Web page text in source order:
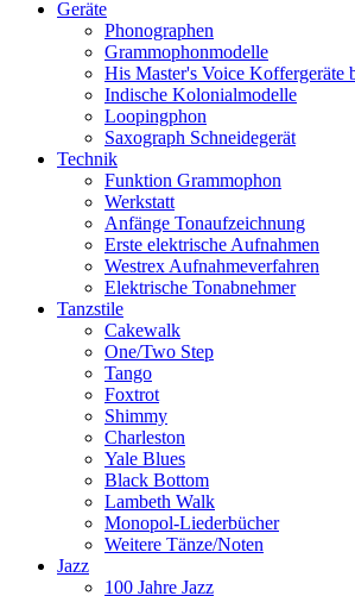
Geräte
Phonographen
Grammophonmodelle
His Master's Voice Koffergeräte
Indische Kolonialmodelle
Loopingphon
Saxograph Schneidegerät
Technik
Funktion Grammophon
Werkstatt
Anfänge Tonaufzeichnung
Erste elektrische Aufnahmen
Westrex Aufnahmeverfahren
Elektrische Tonabnehmer
Tanzstile
Cakewalk
One/Two Step
Tango
Foxtrot
Shimmy
Charleston
Yale Blues
Black Bottom
Lambeth Walk
Monopol-Liederbücher
Weitere Tänze/Noten
Jazz
100 Jahre Jazz